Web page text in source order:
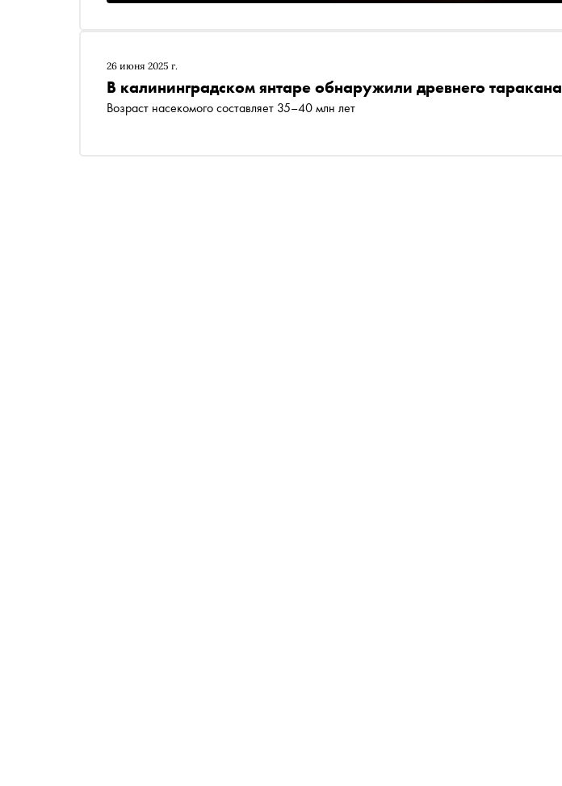
26 июня 2025 г.
В калининградском янтаре обнаружили древнего таракана
Возраст насекомого составляет 35–40 млн лет